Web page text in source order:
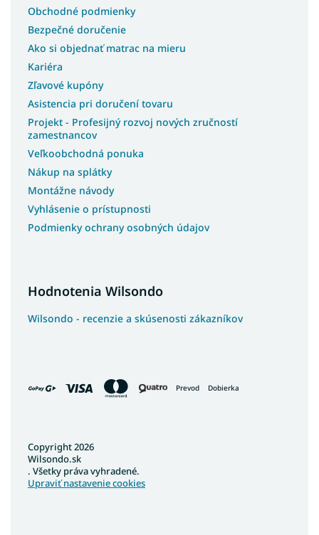
Obchodné podmienky
Bezpečné doručenie
Ako si objednať matrac na mieru
Kariéra
Zľavové kupóny
Asistencia pri doručení tovaru
Projekt - Profesijný rozvoj nových zručností
zamestnancov
Veľkoobchodná ponuka
Nákup na splátky
Montážne návody
Vyhlásenie o prístupnosti
Podmienky ochrany osobných údajov
Hodnotenia Wilsondo
Wilsondo - recenzie a skúsenosti zákazníkov
Prevod Dobierka
Copyright 2026
Wilsondo.sk
. Všetky práva vyhradené.
Upraviť nastavenie cookies